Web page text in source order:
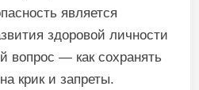
является
здоровой личности
вопрос — как сохранять
крик и запреты.